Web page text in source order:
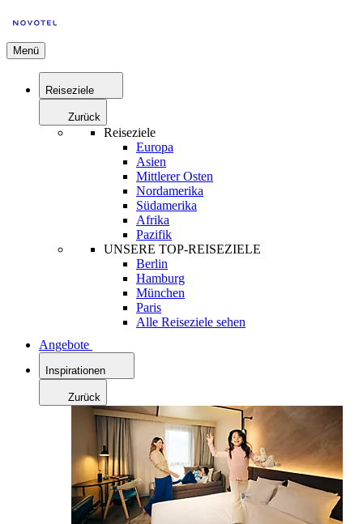
Menü
Reiseziele
Zurück
Reiseziele
Europa
Asien
Mittlerer Osten
Nordamerika
Südamerika
Afrika
Pazifik
UNSERE TOP-REISEZIELE
Berlin
Hamburg
München
Paris
Alle Reiseziele sehen
Angebote
Inspirationen
Zurück